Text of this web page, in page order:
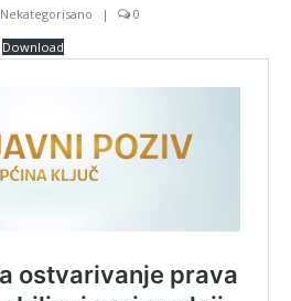
Nekategorisano |
0
Download